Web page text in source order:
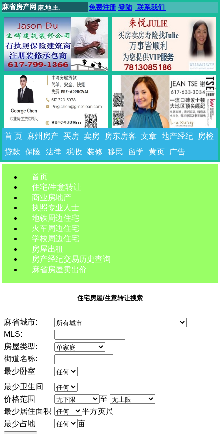
麻省房产网 麻.地.主. 免费注册 登陆 联系我们
首 页 麻州房产 买房 卖房 房东房客 文章 地产经纪
房检
贷款
保险 法律 税收 装修 移民 留学 黄页 广告
首页
住宅/生意转让
商业房地产
执照专业人士
地铁周边住宅
火车周边住宅
学校周边住宅
房屋出租
房产经纪交易历史查询
麻省房屋卖出价
住宅房屋/生意转让搜索
麻省城市:
MLS:
房屋类型:
街道名称:
最少卧室
最少卫生间
价格范围
至
最少居住面积
平方英尺
最少占地
亩